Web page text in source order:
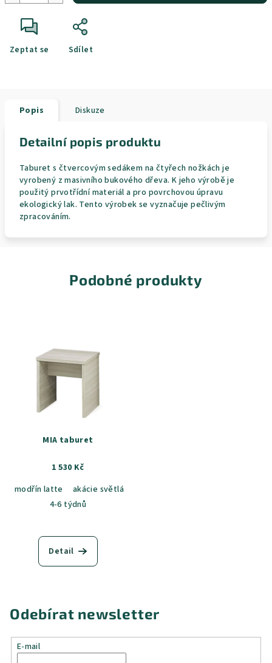
Zeptat se Sdílet
Popis Diskuze
Detailní popis produktu
Taburet s čtvercovým sedákem na čtyřech nožkách je
vyrobený z masivního bukového dřeva. K jeho výrobě je
použitý prvotřídní materiál a pro povrchovou úpravu
ekologický lak. Tento výrobek se vyznačuje pečlivým
zpracováním.
Podobné produkty
MIA taburet
1 530 Kč
modřín latte
akácie světlá
4-6 týdnů
Detail
Odebírat newsletter
E-mail